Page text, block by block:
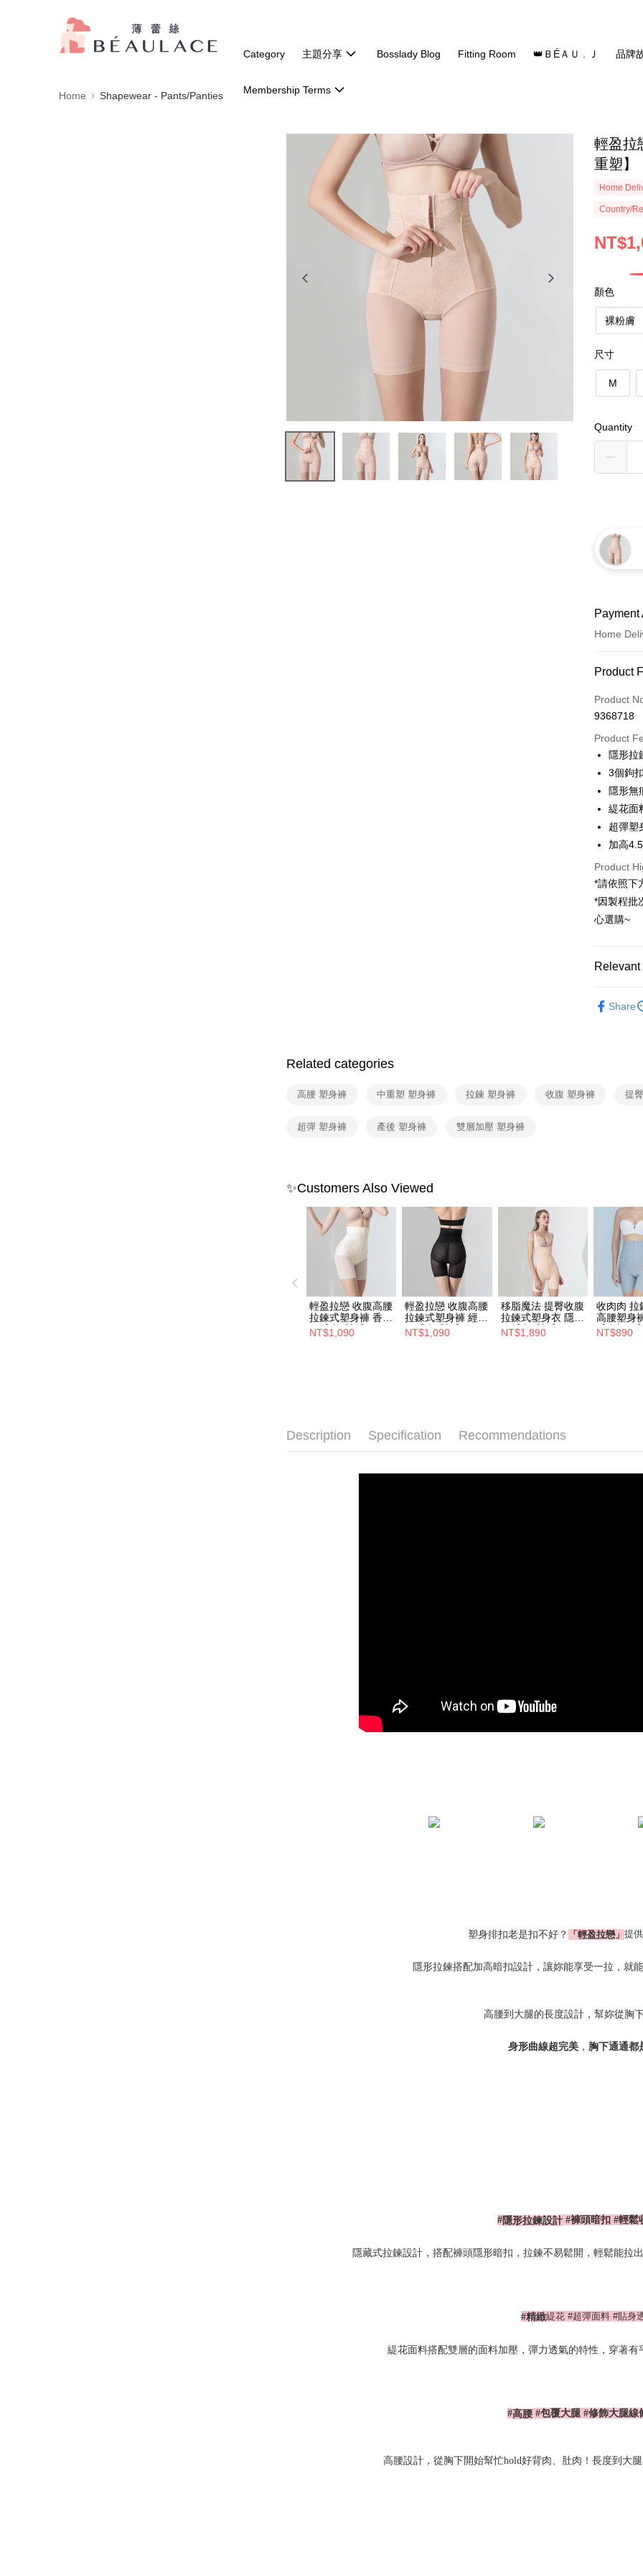
Category 主題分享 Bosslady Blog Fitting Room 👑ＢÉＡＵ . Ｊ 品牌
Membership Terms
Home Shapewear - Pants/Panties
輕盈拉
重塑】
Home
Country/
顏色
裸粉膚
尺寸
M
Quantity
Home
Credit
Credit
0% for
Taiwan
The
Cathay
HSBC
Union
Yuanta
E.SUN
LINE Pay
Apple Pay
JKOPAY
ATM
NT$80/
NT$80/
Free
海外宅配
Product
Product
9368718
Product
隱形拉
3個鉤
隱形無
緹花面
超彈塑
加高
Product
*請依照下
*因製程批
心選購~
Share
Related categories
高腰 塑身褲 中重塑 塑身褲 拉鍊 塑身褲 收腹 塑身褲 提
超彈 塑身褲 產後 塑身褲 雙層加壓 塑身褲
✨Customers Also Viewed
輕盈拉戀 收腹高腰
拉鍊式塑身褲 香檳
白【中重塑】
NT$1,090
輕盈拉戀 收腹高腰
拉鍊式塑身褲 經典
黑【中重塑】
NT$1,090
移脂魔法 提臀收腹
拉鍊式塑身衣 隱形
膚【中重塑】
NT$1,890
收肉肉 拉
高腰塑身
【中塑型
NT$890
Description Specification Recommendations
塑身排扣老是扣不好？ 「輕盈拉戀」 提
隱形拉鍊搭配加高暗扣設計，讓妳能享受一拉，就能
高腰到大腿的長度設計，幫妳從胸
身形曲線超完美， 胸下通通都
#隱形拉鍊設計 #褲頭暗扣 #輕鬆
隱藏式拉鍊設計，搭配褲頭隱形暗扣，拉鍊不易鬆開，輕鬆能拉
#精緻緹花 #超彈面料 #貼身
緹花面料搭配雙層的面料加壓，彈力透氣的特性，穿著
#高腰 #包覆大腿 #修飾大腿線
高腰設計，從胸下開始幫忙hold好背肉、肚肉！長度到大